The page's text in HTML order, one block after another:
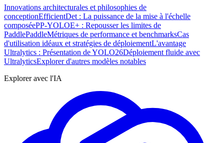
Innovations architecturales et philosophies de
conceptionEfficientDet : La puissance de la mise à l'échelle
composéePP-YOLOE+ : Repousser les limites de
PaddlePaddleMétriques de performance et benchmarksCas
d'utilisation idéaux et stratégies de déploiementL'avantage
Ultralytics : Présentation de YOLO26Déploiement fluide avec
UltralyticsExplorer d'autres modèles notables
Explorer avec l'IA